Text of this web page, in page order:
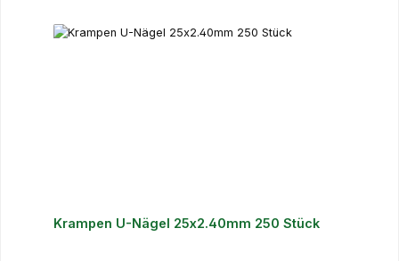
Krampen U-Nägel 25x2.40mm 250 Stück